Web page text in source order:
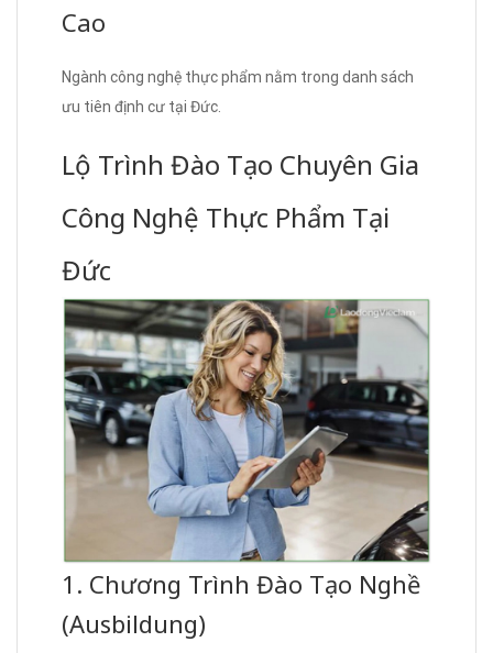
Cao
Ngành công nghệ thực phẩm nằm trong danh sách
ưu tiên định cư tại Đức.
Lộ Trình Đào Tạo Chuyên Gia
Công Nghệ Thực Phẩm Tại
Đức
1. Chương Trình Đào Tạo Nghề
(Ausbildung)